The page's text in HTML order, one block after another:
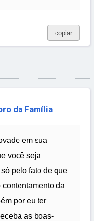
copiar
da Família
em sua
você seja
pelo fato de que
da
por eu ter
as boas-